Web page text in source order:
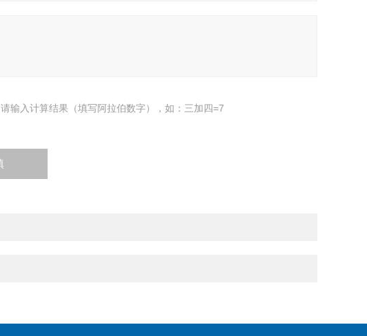
请输入计算结果（填写阿拉伯数字），如：三加四=7